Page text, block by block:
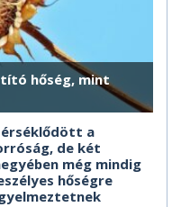
hőség, mint
a
de két
még mindig
hőségre